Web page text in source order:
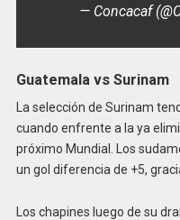
— Concacaf
Guatemala vs Surinam
La selección de Surinam
cuando enfrente a la ya
próximo Mundial. Los
un gol diferencia de +5,
Los chapines luego de su